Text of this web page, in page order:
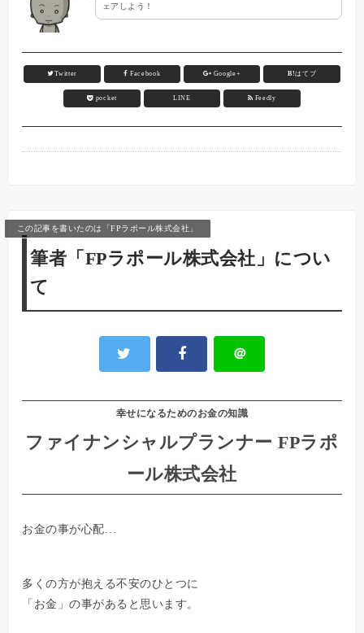
ェアしよう！
Twitter Facebook Google+ B!はてブ
pocket LINE Feedly
この記事を書いたのは「FPラポール株式会社」
筆者「FPラポール株式会社」につい
て
＠
幸せになるためのお金の知識
ファイナンシャルプランナー FPラポ
ール株式会社
お金の事が心配…
多くの方が抱える不安のひとつに
「お金」の事があると思います。